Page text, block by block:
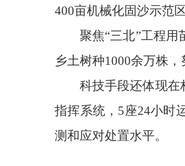
400亩机械化固沙示范
聚焦“三北”工程
乡土树种1000余万株
科技手段还体现在
指挥系统，5座24小时
测和应对处置水平。